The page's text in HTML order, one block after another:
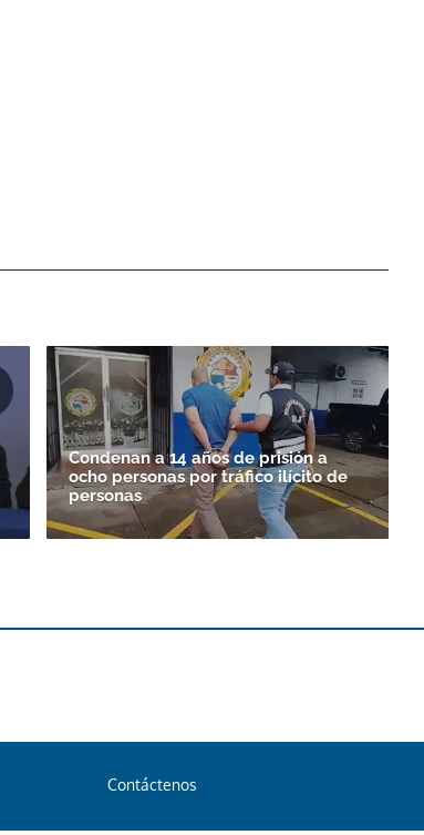
Condenan a 14 años de prisión a
ocho personas por tráfico ilícito de
personas
Contáctenos